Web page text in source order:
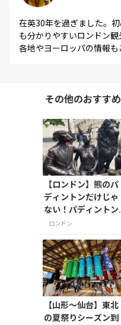
在英30年を過ぎました。
も分かりやすいロンドン
各地やヨーロッパの情報も
その他のおすすめ
【ロンドン】熊のパ
ディントンだけじゃ
ない！パディントン
駅の必撮スポット
ロンドン
【山形〜仙台】東北
の夏祭りシーズン到